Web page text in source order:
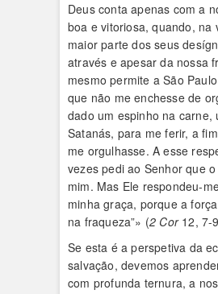
Deus conta apenas com a
boa e vitoriosa, quando, na
maior parte dos seus
através e apesar da nossa
mesmo permite a São
que não me enchesse de
dado um espinho na carne,
Satanás, para me ferir, a
me orgulhasse. A esse
vezes pedi ao Senhor que
mim. Mas Ele respondeu-
minha graça, porque a
na fraqueza”» (2 Cor12, 7-
Se esta é a perspetiva da
salvação, devemos
com profunda ternura, a